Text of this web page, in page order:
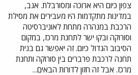
צפון כיום היא ארוכה ומסורבלת. אגב,
במדינות מתקדמות היו מעבירים את מסילת
הרכבת במנהרה מתחת לאוניברסיטה
וסורוקה ובקו ישר לתחנת מרכז, במקום
הסיבוב הגדול כיום. זה יאפשר גם בנית
תחנה לרכבת פרברים בין סורוקה ותחנת
מרכז. אבל זה חזון לדורות הבאים...